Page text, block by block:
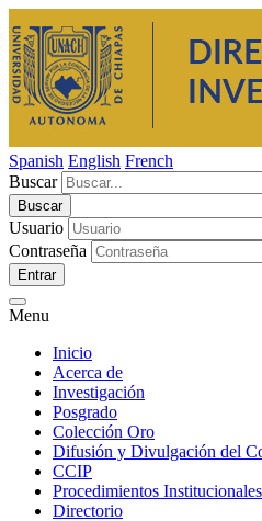
Spanish English French
Buscar
Usuario
Contraseña
Entrar
Menu
Inicio
Acerca de
Investigación
Posgrado
Colección Oro
Difusión y Divulgación del
CCIP
Procedimientos Institucionales
Directorio